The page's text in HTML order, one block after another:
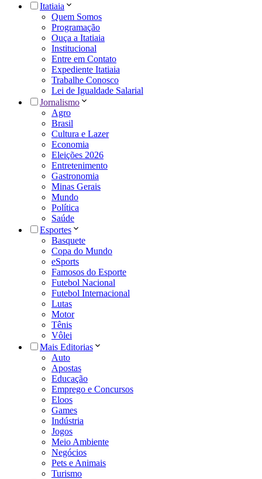
Itatiaia
Quem Somos
Programação
Ouça a Itatiaia
Institucional
Entre em Contato
Expediente Itatiaia
Trabalhe Conosco
Lei de Igualdade Salarial
Jornalismo
Agro
Brasil
Cultura e Lazer
Economia
Eleições 2026
Entretenimento
Gastronomia
Minas Gerais
Mundo
Política
Saúde
Esportes
Basquete
Copa do Mundo
eSports
Famosos do Esporte
Futebol Nacional
Futebol Internacional
Lutas
Motor
Tênis
Vôlei
Mais Editorias
Auto
Apostas
Educação
Emprego e Concursos
Eloos
Games
Indústria
Jogos
Meio Ambiente
Negócios
Pets e Animais
Turismo